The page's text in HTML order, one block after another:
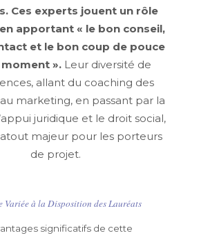
Ces experts jouent un rôle
apportant « le bon conseil,
et le bon coup de pouce
».Leur diversité de
allant du coaching des
marketing, en passant par la
juridique et le droit social,
majeur pour les porteurs
de projet.
Variée à la Disposition des Lauréats
significatifs de cette